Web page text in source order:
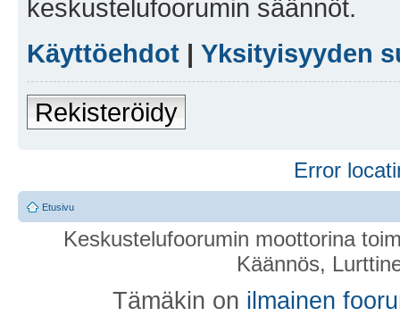
keskustelufoorumin säännöt.
Käyttöehdot | Yksityisyyden
Rekisteröidy
Error
Etusivu
Keskustelufoorumin moottorina
Käännös,
Tämäkin on ilmainen